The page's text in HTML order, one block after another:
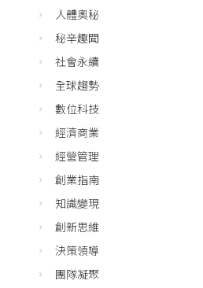
人體奧秘
秘辛趣聞
社會永續
全球趨勢
數位科技
經濟商業
經營管理
創業指南
知識變現
創新思維
決策領導
團隊凝聚